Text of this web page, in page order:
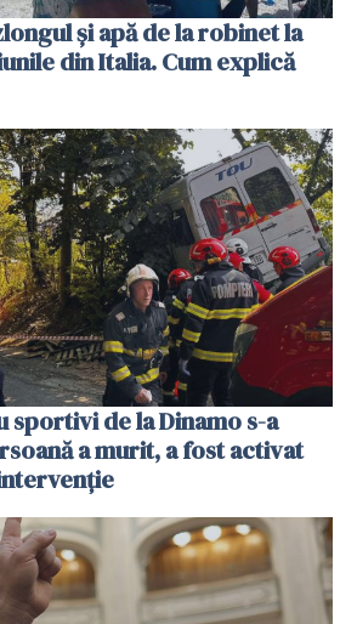
și apă de la robinet la
din Italia. Cum explică
sportivi de la Dinamo s-a
a murit, a fost activat